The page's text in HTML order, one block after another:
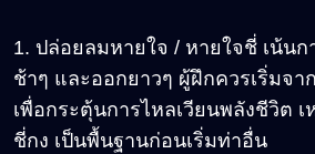
1. ปล่อยลมหายใจ / หายใจชี่ เน้นก
ช้าๆ และออกยาวๆ ผู้ฝึกควรเริ่มจา
เพื่อกระตุ้นการไหลเวียนพลังชีวิต
ชี่กง เป็นพื้นฐานก่อนเริ่มท่าอื่น